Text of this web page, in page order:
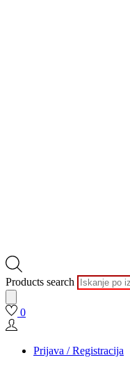
Products search
0
Prijava / Registracija